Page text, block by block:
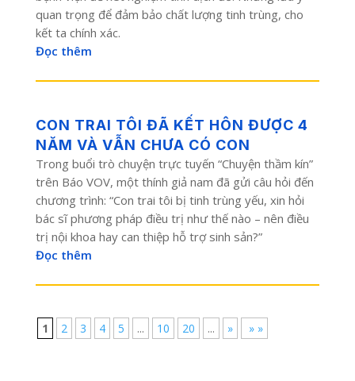
quan trọng để đảm bảo chất lượng tinh trùng, cho
kết ta chính xác.
Đọc thêm
CON TRAI TÔI ĐÃ KẾT HÔN ĐƯỢC 4
NĂM VÀ VẪN CHƯA CÓ CON
Trong buổi trò chuyện trực tuyến “Chuyện thầm kín”
trên Báo VOV, một thính giả nam đã gửi câu hỏi đến
chương trình: “Con trai tôi bị tinh trùng yếu, xin hỏi
bác sĩ phương pháp điều trị như thế nào – nên điều
trị nội khoa hay can thiệp hỗ trợ sinh sản?”
Đọc thêm
1 2 3 4 5 ... 10 20 ... » » »